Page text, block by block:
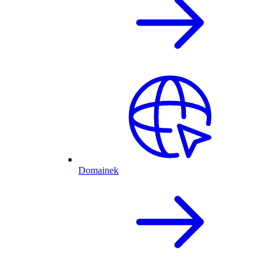
Domainek